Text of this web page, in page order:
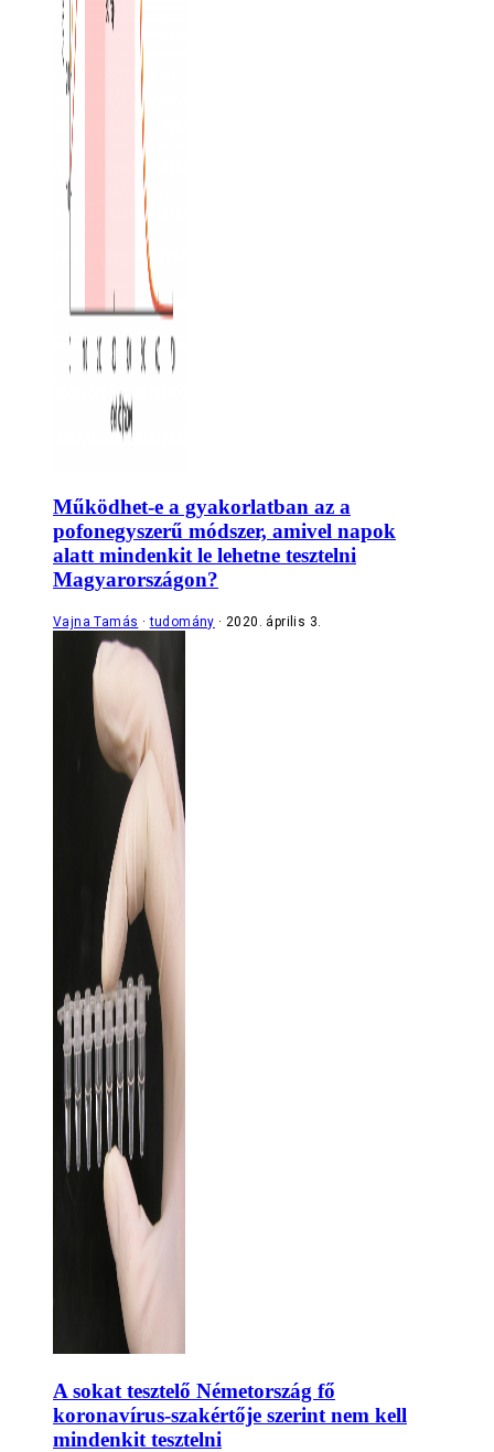
Működhet-e a gyakorlatban az a
pofonegyszerű módszer, amivel napok
alatt mindenkit le lehetne tesztelni
Magyarországon?
Vajna Tamás tudomány 2020. április 3.
A sokat tesztelő Németország fő
koronavírus-szakértője szerint nem kell
mindenkit tesztelni